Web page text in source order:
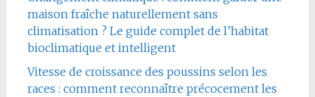
maison fraîche naturellement sans
climatisation ? Le guide complet de l’habitat
bioclimatique et intelligent
Vitesse de croissance des poussins selon les
races : comment reconnaître précocement les